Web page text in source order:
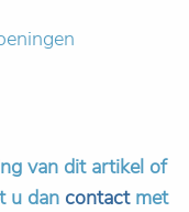
van dit artikel of
u dan contactmet